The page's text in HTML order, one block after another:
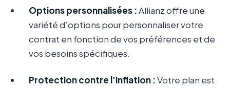
Options personnalisées :Allianz offre une
variété d’options pour personnaliser votre
contrat en fonction de vos préférences et de
vos besoins spécifiques.
Protection contre l’inflation :Votre plan est